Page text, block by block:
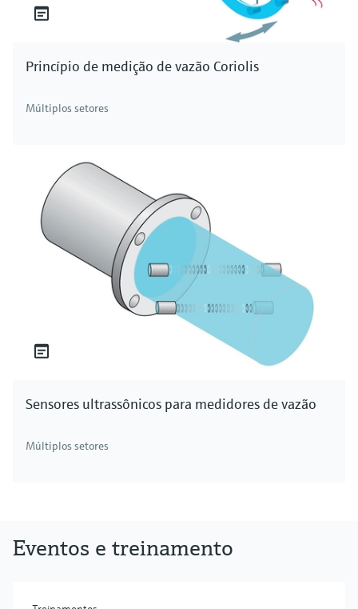
Princípio de medição de vazão Coriolis
Múltiplos setores
Sensores ultrassônicos para medidores de vazão
Múltiplos setores
Eventos e treinamento